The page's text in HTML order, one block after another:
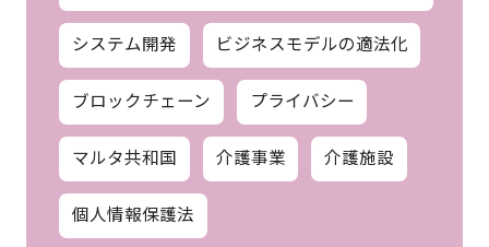
システム開発 ビジネスモデルの適法化
ブロックチェーン プライバシー
マルタ共和国 介護事業 介護施設
個人情報保護法